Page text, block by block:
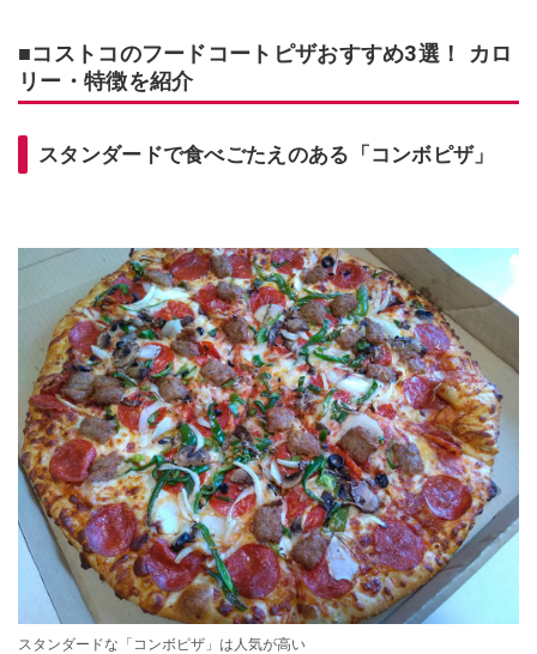
■コストコのフードコートピザおすすめ3選！ カロ
リー・特徴を紹介
スタンダードで食べごたえのある「コンボピザ」
スタンダードな「コンボピザ」は人気が高い